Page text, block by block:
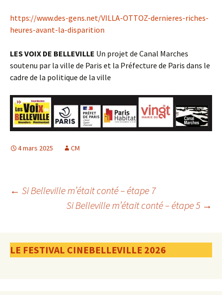
https://www.des-gens.net/VILLA-OTTOZ-dernieres-riches-
heures-avant-la-disparition
LES VOIX DE BELLEVILLE Un projet de Canal Marches
soutenu par la ville de Paris et la Préfecture de Paris dans le
cadre de la politique de la ville
4 mars 2025 CM
Navigation
articles
← Si Belleville m’était conté – étape 7
Si Belleville m’était conté – étape 5 →
LE FESTIVAL CINEBELLEVILLE 2026